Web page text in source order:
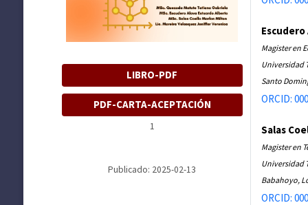
LIBRO-PDF
PDF-CARTA-ACEPTACIÓN
1
Publicado: 2025-02-13
Magister en
Universidad
Santo
ORCID:
Salas
Magister en
Universidad
Babahoyo,
ORCID: